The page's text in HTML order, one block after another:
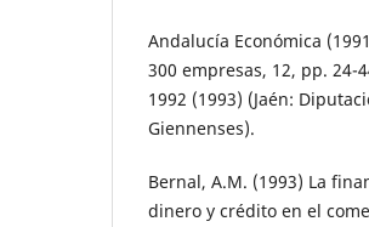
Andalucía Económica
300 empresas, 12, pp. 24-
1992 (1993) (Jaén:
Giennenses).
Bernal, A.M. (1993) La
dinero y crédito en el